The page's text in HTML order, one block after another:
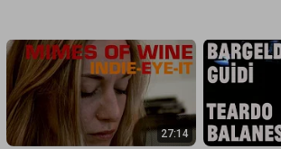
27:14